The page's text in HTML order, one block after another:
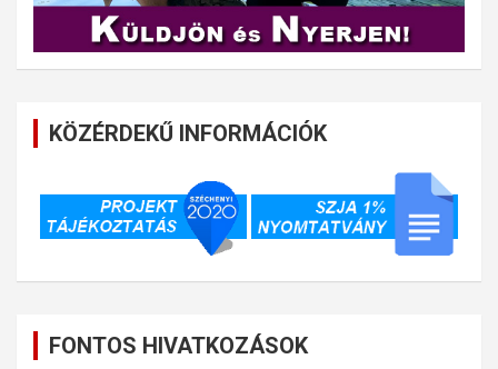
KÖZÉRDEKŰ INFORMÁCIÓK
FONTOS HIVATKOZÁSOK